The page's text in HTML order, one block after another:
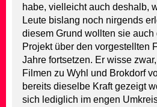
habe, vielleicht auch deshalb,
Leute bislang noch nirgends
diesem Grund wollten sie
Projekt über den vorgestellten
Jahre fortsetzen. Er wisse
Filmen zu Wyhl und Brokdorf
bereits dieselbe Kraft gezeigt
sich lediglich im engen